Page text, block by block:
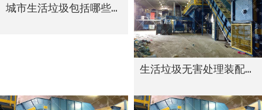
城市生活垃圾包括哪些种类
生活垃圾无害处理装配线